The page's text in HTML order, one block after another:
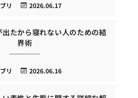
2026.06.17
リ
たから寝れない人のための結
界術
2026.06.16
リ